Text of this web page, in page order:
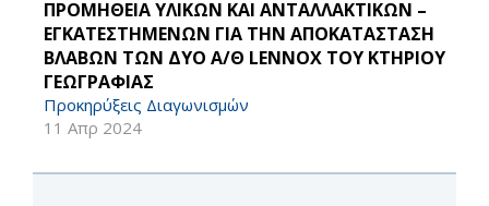
ΠΡΟΜΗΘΕΙΑ ΥΛΙΚΩΝ ΚΑΙ ΑΝΤΑΛΛΑΚΤΙΚΩΝ –
ΕΓΚΑΤΕΣΤΗΜΕΝΩΝ ΓΙΑ ΤΗΝ ΑΠΟΚΑΤΑΣΤΑΣΗ
ΒΛΑΒΩΝ ΤΩΝ ΔΥΟ Α/Θ LENNOX ΤΟΥ ΚΤΗΡΙΟΥ
ΓΕΩΓΡΑΦΙΑΣ
Προκηρύξεις Διαγωνισμών
11 Απρ 2024